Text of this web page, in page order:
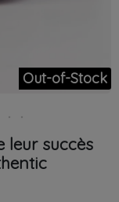
Out-of-Stock
leur succès